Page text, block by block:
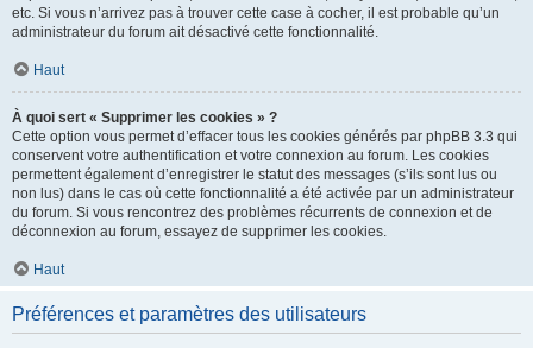
etc. Si vous n’arrivez pas à trouver cette case à cocher, il est probable qu’un
administrateur du forum ait désactivé cette fonctionnalité.
Haut
À quoi sert « Supprimer les cookies » ?
Cette option vous permet d’effacer tous les cookies générés par phpBB 3.3 qui
conservent votre authentification et votre connexion au forum. Les cookies
permettent également d’enregistrer le statut des messages (s’ils sont lus ou
non lus) dans le cas où cette fonctionnalité a été activée par un administrateur
du forum. Si vous rencontrez des problèmes récurrents de connexion et de
déconnexion au forum, essayez de supprimer les cookies.
Haut
Préférences et paramètres des utilisateurs